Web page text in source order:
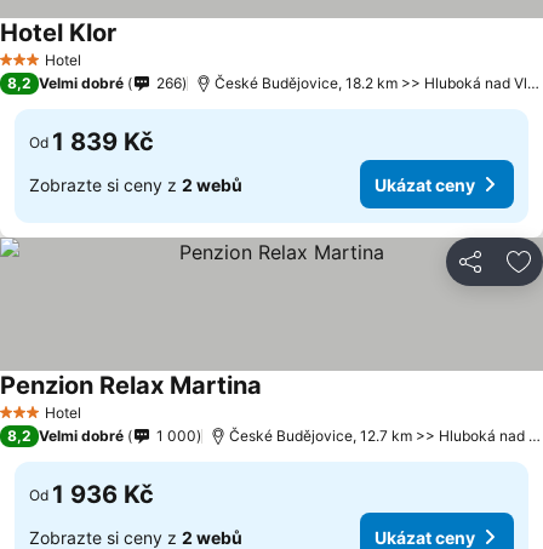
3 Počet hvězdiček
Hotel
Hotel Klor
8,2 Velmi dobré 266 České Budějovice, 18.2 km >> Hluboká nad Vltavou
Od 1 839 Kč
Zobrazte si ceny z 2 webů Ukázat ceny
Sdílet
3 Počet hvězdiček
Hotel
Penzion Relax Martina
8,2 Velmi dobré 1 000 České Budějovice, 12.7 km >> Hluboká nad Vltavou
Od 1 936 Kč
Zobrazte si ceny z 2 webů Ukázat ceny